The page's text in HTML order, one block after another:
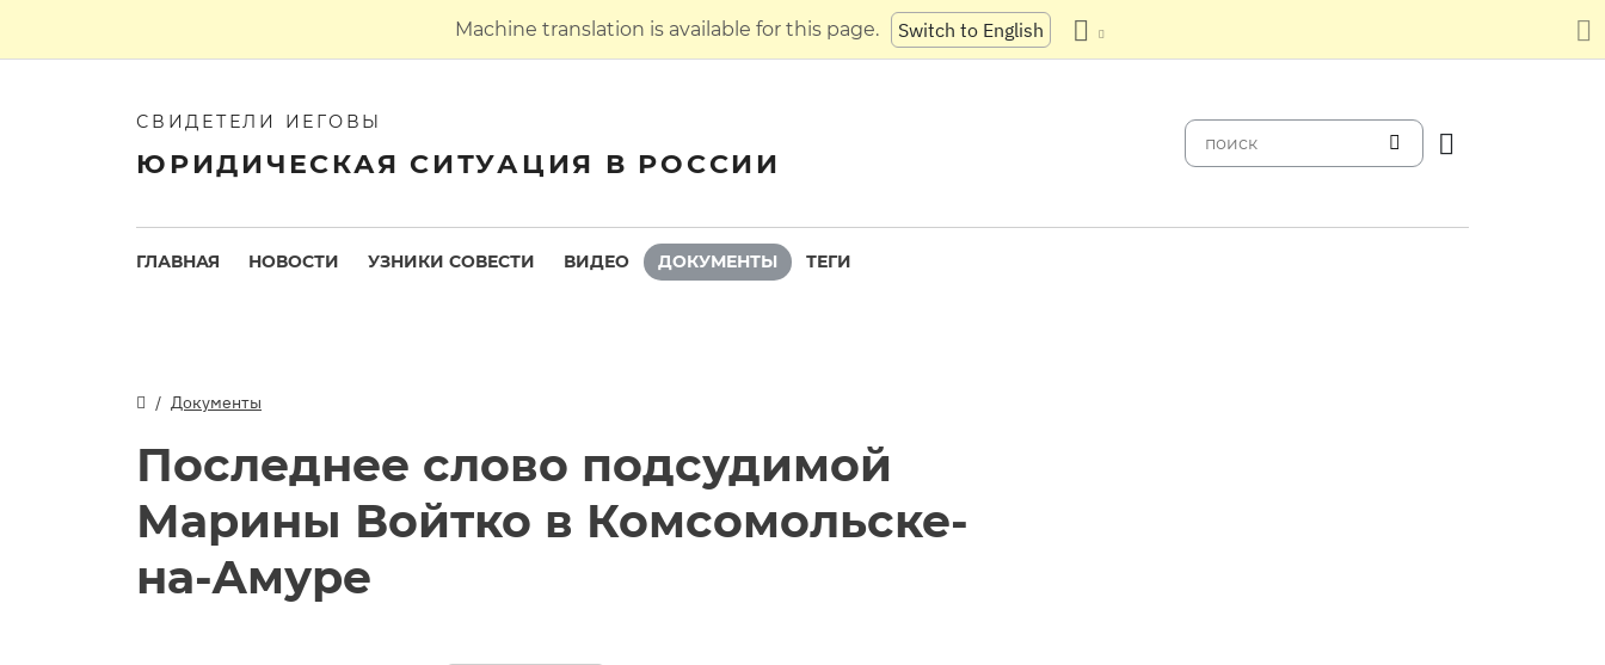
Machine translation is available for this page. Switch to English
СВИДЕТЕЛИ ИЕГОВЫ
ЮРИДИЧЕСКАЯ СИТУАЦИЯ В РОССИИ
ГЛАВНАЯ НОВОСТИ УЗНИКИ СОВЕСТИ ВИДЕО ДОКУМЕНТЫ ТЕГИ
Документы
Последнее слово подсудимой
Марины Войтко в Комсомольске-
на-Амуре